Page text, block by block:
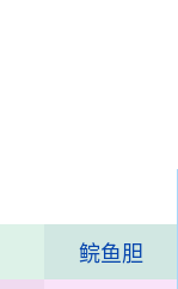
鲩鱼胆